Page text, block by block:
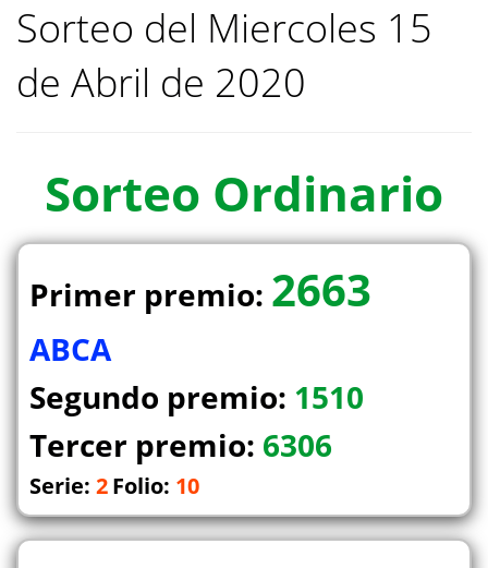
Sorteo del Miercoles 15
de Abril de 2020
Sorteo Ordinario
Primer premio: 2663
ABCA
Segundo premio: 1510
Tercer premio: 6306
Serie: 2Folio: 10